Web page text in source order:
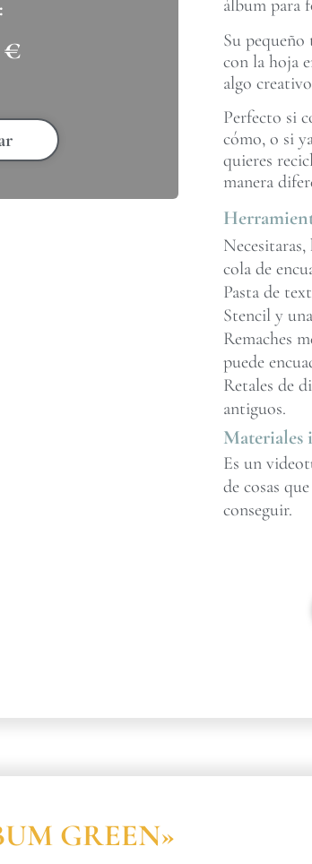
€
álbum para
Su
con la hoja
algo
Perfecto si
cómo, o si
quieres
manera
cola de
Pasta de
Stencil y
Remaches
puede
Retales de
antiguos.
Materiales
Es un
de cosas
conseguir.
GREEN»